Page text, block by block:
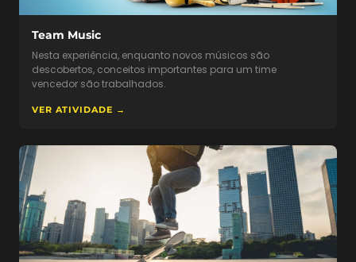
Team Music
Nesta experiência, enquanto novos músicos são
descobertos, conceitos importantes para um time
vencedor são trabalhados.
VER ATIVIDADE →